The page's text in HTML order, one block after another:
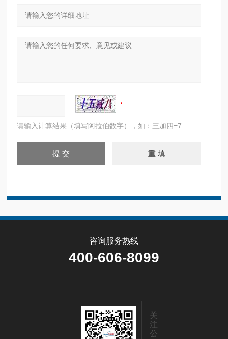
请输入计算结果（填写阿拉伯数字），如：三加四=7
咨询服务热线
400-606-8099
关
注
公